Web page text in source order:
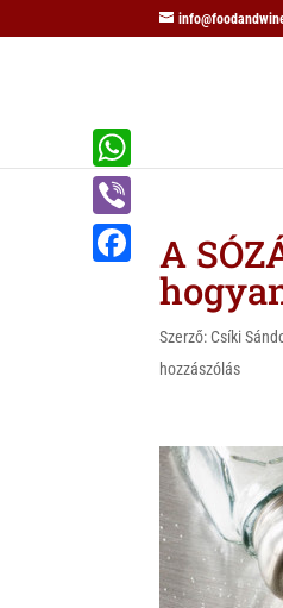
A
Szerző: Csíki
hozzászólás
W
h
a
V